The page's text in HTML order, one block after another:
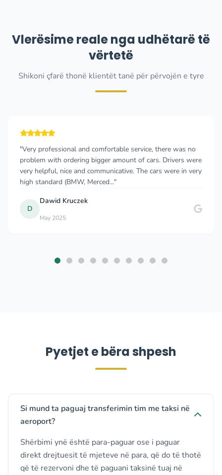
Vlerësime reale nga udhëtarë të
vërtetë
Shikoni çfarë thonë klientët tanë për përvojën e tyre
service, there was no
amount of cars. Drivers were
The cars were in very
"I have used the services
Taxi from Podgorica
Podgorica Airport. Both
Pyetjet e bëra shpesh
Si mund ta paguaj transferimin tim me taksi në
aeroport?
Shërbimi ynë është para-paguar ose i paguar
direkt drejtuesit të mjeteve në para, që do të thotë
që të rezervoni dhe të paguani taksinë tuaj në